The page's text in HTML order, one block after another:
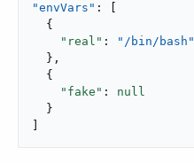
"envVars" : [
  {
"real" :
"/bin/bash"
  },
  {
"fake" : null
  }